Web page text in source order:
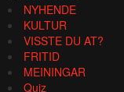
NYHENDE
KULTUR
VISSTE DU AT?
FRITID
MEININGAR
Quiz